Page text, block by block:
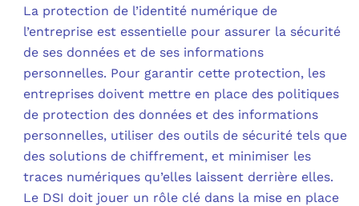
La protection de l’identité numérique de
l’entreprise est essentielle pour assurer la sécurité
de ses données et de ses informations
personnelles. Pour garantir cette protection, les
entreprises doivent mettre en place des politiques
de protection des données et des informations
personnelles, utiliser des outils de sécurité tels que
des solutions de chiffrement, et minimiser les
traces numériques qu’elles laissent derrière elles.
Le DSI doit jouer un rôle clé dans la mise en place